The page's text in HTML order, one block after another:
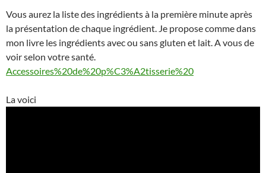
Vous aurez la liste des ingrédients à la première minute après
la présentation de chaque ingrédient. Je propose comme dans
mon livre les ingrédients avec ou sans gluten et lait. A vous de
voir selon votre santé.
Accessoires%20de%20p%C3%A2tisserie%20
La voici